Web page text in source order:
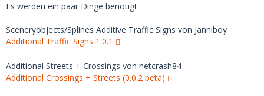
Es werden ein paar Dinge benötigt:
Sceneryobjects/Splines Additive Traffic Signs von Janniboy
Additional Traffic Signs 1.0.1
Additional Streets + Crossings von netcrash84
Additional Crossings + Streets (0.0.2 beta)